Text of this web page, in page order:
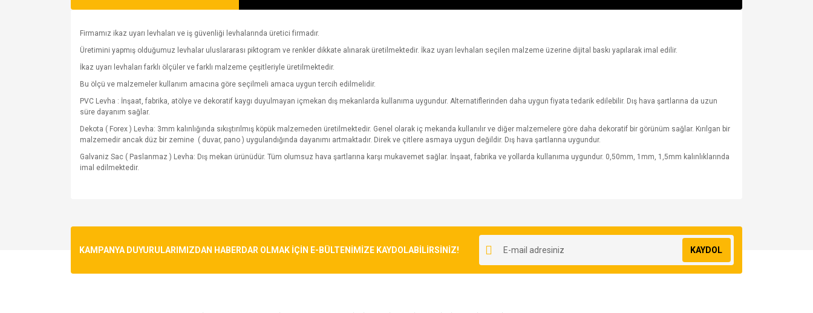
Firmamız ikaz uyarı levhaları ve iş güvenliği levhalarında üretici firmadır.
Üretimini yapmış olduğumuz levhalar uluslararası piktogram ve renkler dikkate alınarak üretilmektedir. İkaz uyarı levhaları seçilen malzeme üzerine dijital baskı yapılarak imal edilir.
İkaz uyarı levhaları farklı ölçüler ve farklı malzeme çeşitleriyle üretilmektedir.
Bu ölçü ve malzemeler kullanım amacına göre seçilmeli amaca uygun tercih edilmelidir.
PVC Levha : İnşaat, fabrika, atölye ve dekoratif kaygı duyulmayan içmekan dış mekanlarda kullanıma uygundur. Alternatiflerinden daha uygun fiyata tedarik edilebilir. Dış hava şartlarına da uzun
süre dayanım sağlar.
Dekota ( Forex ) Levha: 3mm kalınlığında sıkıştırılmış köpük malzemeden üretilmektedir. Genel olarak iç mekanda kullanılır ve diğer malzemelere göre daha dekoratif bir görünüm sağlar. Kırılgan bir
malzemedir ancak düz bir zemine ( duvar, pano ) uygulandığında dayanımı artmaktadır. Direk ve çitlere asmaya uygun değildir. Dış hava şartlarına uygundur.
Galvaniz Sac ( Paslanmaz ) Levha: Dış mekan ürünüdür. Tüm olumsuz hava şartlarına karşı mukavemet sağlar. İnşaat, fabrika ve yollarda kullanıma uygundur. 0,50mm, 1mm, 1,5mm kalınlıklarında
imal edilmektedir.
Ürün resmi kalitesiz, bozuk veya görüntülenemiyor.
KAMPANYA DUYURULARIMIZDAN HABERDAR OLMAK İÇİN E-BÜLTENİMİZE KAYDOLABİLİRSİNİZ! KAYDOL